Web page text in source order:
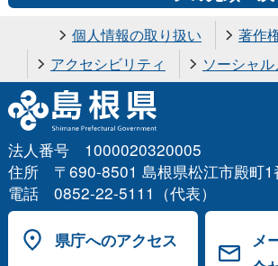
個人情報の取り扱い
著作
アクセシビリティ
ソーシャ
法人番号 1000020320005
住所 〒690-8501 島根県松江市殿町1
電話 0852-22-5111（代表）
県庁へのアクセス
メ